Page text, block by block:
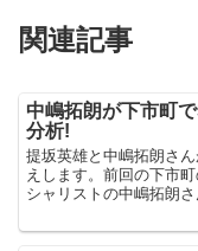
関連記事
中嶋拓朗が下市町
分析!
提坂英雄と中嶋拓朗さ
えします。前回の下市
シャリストの中嶋拓朗